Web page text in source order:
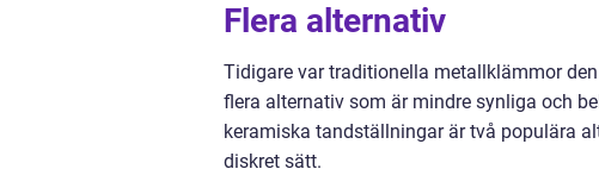
Flera alternativ
Tidigare var traditionella metallklämmor
flera alternativ som är mindre synliga och
keramiska tandställningar är två populära
diskret sätt.